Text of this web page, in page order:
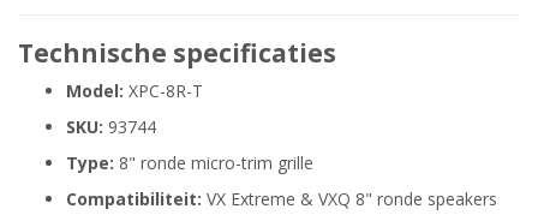
Technische specificaties
Model: XPC-8R-T
SKU: 93744
Type: 8" ronde micro-trim grille
Compatibiliteit: VX Extreme & VXQ 8" ronde speakers